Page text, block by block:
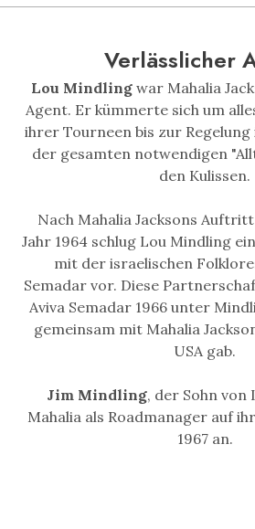
Verlässlicher
Lou Mindling war Mahalia
Agent. Er kümmerte sich um
ihrer Tourneen bis zur
der gesamten notwendigen
den Kulissen.
Nach Mahalia Jacksons
Jahr 1964 schlug Lou Mindling
mit der israelischen
Semadar vor. Diese
Aviva Semadar 1966 unter
gemeinsam mit Mahalia
USA gab.
Jim Mindling, der Sohn von
Mahalia als Roadmanager auf
1967 an.